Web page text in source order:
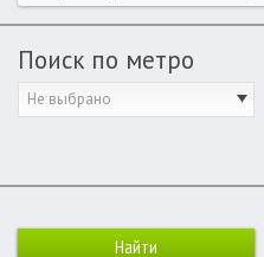
Поиск по метро
Не выбрано